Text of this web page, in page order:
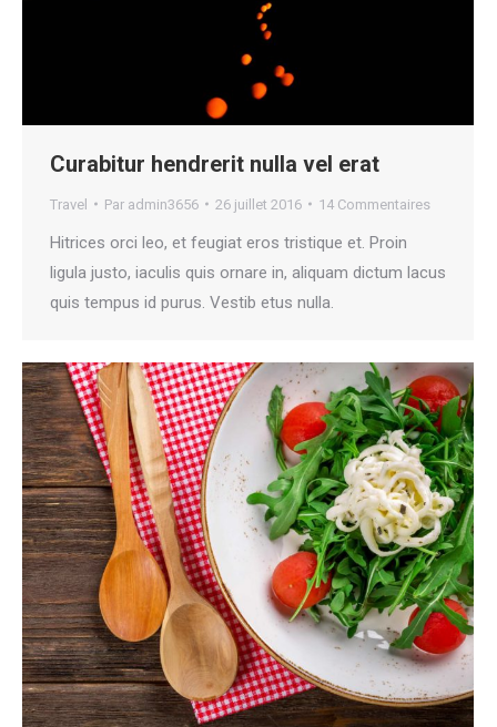
Curabitur hendrerit nulla vel erat
Travel Par admin3656 26 juillet 2016 14 Commentaires
Hitrices orci leo, et feugiat eros tristique et. Proin
ligula justo, iaculis quis ornare in, aliquam dictum lacus
quis tempus id purus. Vestib etus nulla.